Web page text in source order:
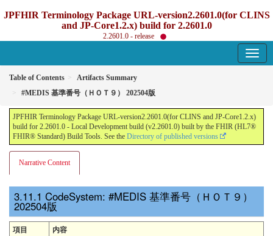
JPFHIR Terminology Package URL-version2.2601.0(for CLINS
and JP-Core1.2.x) build for 2.2601.0
2.2601.0 - release
Table of Contents
Artifacts Summary
#MEDIS 基準番号（ＨＯＴ９） 202504版
JPFHIR Terminology Package URL-version2.2601.0(for CLINS and JP-Core1.2.x)
build for 2.2601.0 - Local Development build (v2.2601.0) built by the FHIR (HL7®
FHIR® Standard) Build Tools. See the Directory of published versions
Narrative Content
CodeSystem: #MEDIS 基準番号（ＨＯＴ９）
202504版
項目
内容